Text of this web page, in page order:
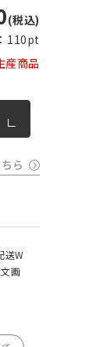
(税込)
110pt
産商品
ら
ェイトなし
工について
送W
画